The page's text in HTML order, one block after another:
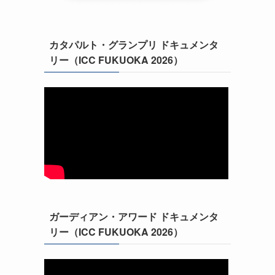
カタパルト・グランプリ ドキュメンタ
リー（ICC FUKUOKA 2026）
ガーディアン・アワード ドキュメンタ
リー（ICC FUKUOKA 2026）